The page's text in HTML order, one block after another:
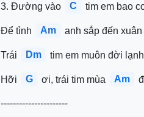
3. Đường vào C tim em bao
Để tình Am anh sắp đến xuân
Trái Dm tim em muôn đời lạnh
Hỡi G ơi, trái tim mùa Am
----------------------